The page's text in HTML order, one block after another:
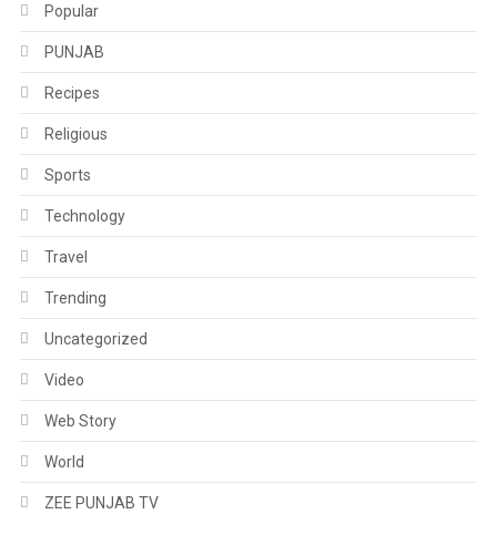
Popular
PUNJAB
Recipes
Religious
Sports
Technology
Travel
Trending
Uncategorized
Video
Web Story
World
ZEE PUNJAB TV